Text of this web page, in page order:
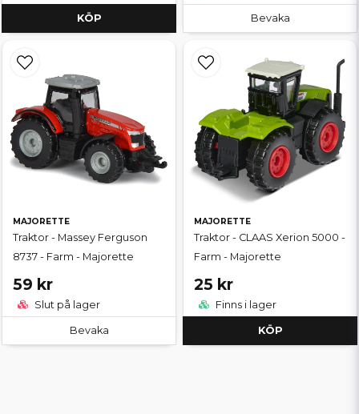
KÖP Bevaka
MAJORETTE
Traktor - Massey Ferguson
8737 - Farm - Majorette
59 kr
Slut på lager
Bevaka
MAJORETTE
Traktor - CLAAS Xerion 5000 -
Farm - Majorette
25 kr
Finns i lager
KÖP